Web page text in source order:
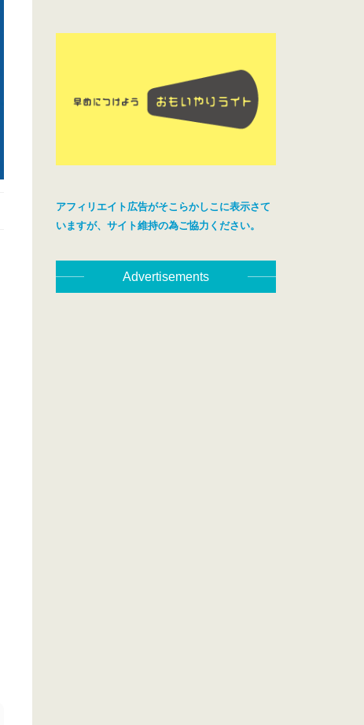
アフィリエイト広告がそこらかしこに表示さて
いますが、サイト維持の為ご協力ください。
Advertisements